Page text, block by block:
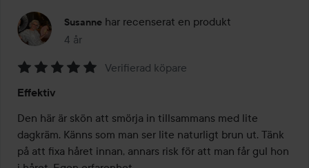
Susanne har recenserat en produkt
4 år
Inlägget skapades 4 år
5
av
5
Verifierad köpare
Effektiv
Den här är skön att smörja in tillsammans med lite
dagkräm. Känns som man ser lite naturligt brun ut. Tänk
på att fixa håret innan, annars risk för att man får gul hon